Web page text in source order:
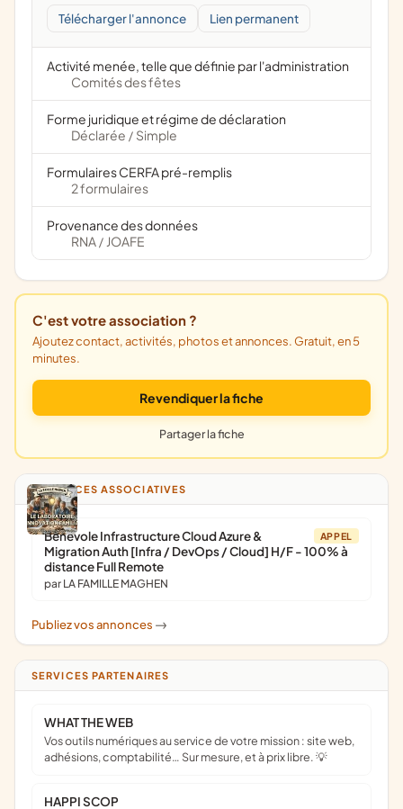
Télécharger l'annonce Lien permanent
Activité menée, telle que définie par l'administration
Comités des fêtes
Forme juridique et régime de déclaration
Déclarée / Simple
Formulaires CERFA pré-remplis
2 formulaires
Provenance des données
RNA / JOAFE
C'est votre association ?
Ajoutez contact, activités, photos et annonces. Gratuit, en 5
minutes.
Revendiquer la fiche
Partager la fiche
ANNONCES ASSOCIATIVES
APPEL
Bénévole Infrastructure Cloud Azure &
Migration Auth [Infra / DevOps / Cloud] H/F - 100% à
distance Full Remote
par LA FAMILLE MAGHEN
Publiez vos annonces ->
SERVICES PARTENAIRES
WHAT THE WEB
Vos outils numériques au service de votre mission : site web,
adhésions, comptabilité… Sur mesure, et à prix libre. 💡
HAPPI SCOP